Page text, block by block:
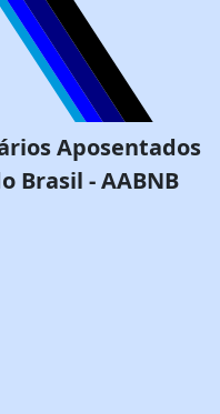
Aposentados
Brasil - AABNB